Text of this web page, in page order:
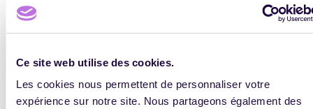
Ce site web utilise des cookies.
Les cookies nous permettent de personnaliser votre
expérience sur notre site. Nous partageons également des
Formation frugale : faire mieux avec moins (et
parfois beaucoup mieux)
JOHANN VIDALENC JUILLET 9, 2026
ACTUALITÉ DE LA FORMATION